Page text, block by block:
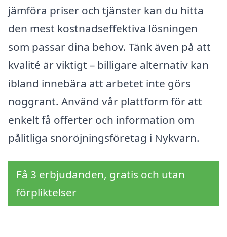
jämföra priser och tjänster kan du hitta
den mest kostnadseffektiva lösningen
som passar dina behov. Tänk även på att
kvalité är viktigt – billigare alternativ kan
ibland innebära att arbetet inte görs
noggrant. Använd vår plattform för att
enkelt få offerter och information om
pålitliga snöröjningsföretag i Nykvarn.
Få 3 erbjudanden, gratis och utan
förpliktelser